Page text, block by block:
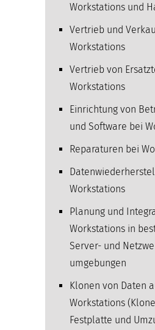
Workstations und
Vertrieb und
Workstations
Vertrieb von
Workstations
Einrichtung von
und Software bei
Reparaturen bei
Workstations
Planung und
Workstations in
Server- und
umgebungen
Klonen von Daten
Workstations
Festplatte und